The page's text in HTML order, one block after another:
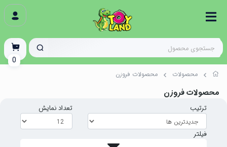
محصولات محصولات فروزن
محصولات فروزن
ترتیب تعداد نمایش
فیلتر
0